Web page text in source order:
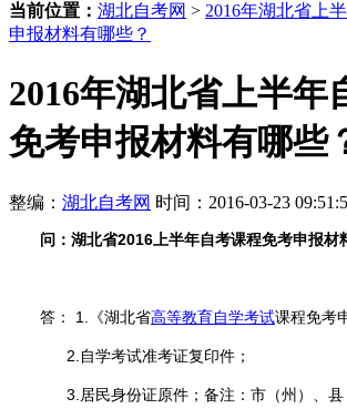
当前位置： 湖北自考网 > 2016年湖北省上
申报材料有哪些？
2016年湖北省上半年
免考申报材料有哪些
整编： 湖北自考网 时间：2016-03-23
问： 湖北省2016上半年自考课程免考申报材
答： 1.《湖北省高等教育自学考试课程免考
2.自学考试准考证复印件；
3.居民身份证原件；备注：市（州）、县